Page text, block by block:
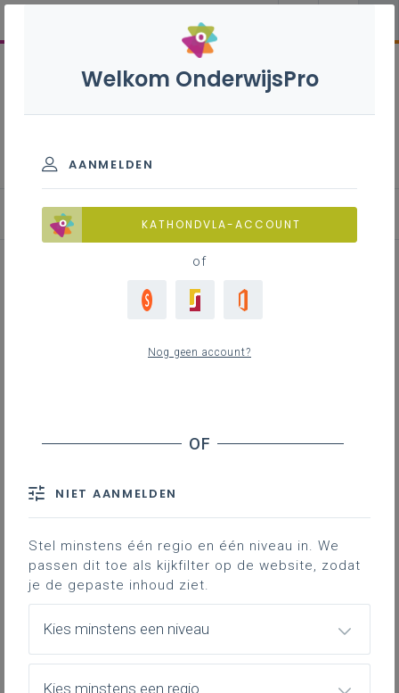
Elektrodynamica: eenfasige en
stroom in de D-finaliteit STEM
eigenschappen van eenfasige en driefasige
van gemengde RLC-wisselstroomschakelingen met
passieve componenten in functie van
frequentieafhankelijkheid, faseverschuiving en
impedantie.
De leerlingen lichten het verband tussen actief,
reactief en schijnbaar vermogen toe in
Welkom OnderwijsPro
AANMELDEN
KATHONDVLA-ACCOUNT
of
Nog geen account?
NIET AANMELDEN
Stel minstens één regio en één niveau in. We
passen dit toe als kijkfilter op de website, zodat
je de gepaste inhoud ziet.
Kies minstens een niveau
Kies minstens een regio